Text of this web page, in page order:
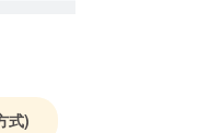
式)